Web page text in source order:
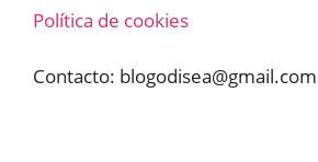
Política de cookies
Contacto: blogodisea@gmail.com